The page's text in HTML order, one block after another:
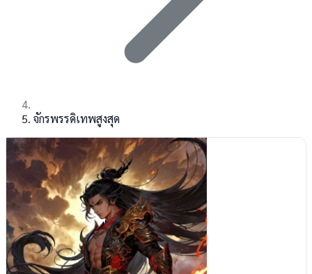
จักรพรรดิเทพสูงสุด